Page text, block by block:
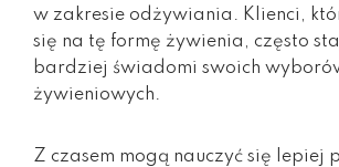
w zakresie odżywiania. Klienci,
się na tę formę żywienia, często
bardziej świadomi swoich
żywieniowych.
Z czasem mogą nauczyć się lepiej